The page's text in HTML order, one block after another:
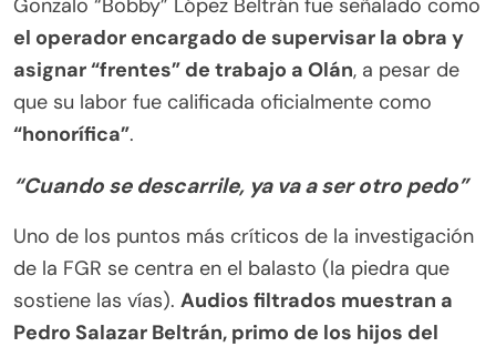
Gonzalo “Bobby” López Beltrán fue señalado como
el operador encargado de supervisar la obra y
asignar “frentes” de trabajo a Olán, a pesar de
que su labor fue calificada oficialmente como
“honorífica”.
“Cuando se descarrile, ya va a ser otro pedo”
Uno de los puntos más críticos de la investigación
de la FGR se centra en el balasto (la piedra que
sostiene las vías). Audios filtrados muestran a
Pedro Salazar Beltrán, primo de los hijos del